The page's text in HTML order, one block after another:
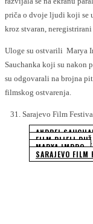
priča o dvoje ljudi koji se
kroz stvaran,
Uloge su ostvarili Marya
Sauchanka koji su nakon
su odgovarali na brojna
filmskog ostvarenja.
31. Sarajevo Film
ANDREI
FILM BIJELI PUŽ
MARYA IMBRO
SARAJEVO FILM